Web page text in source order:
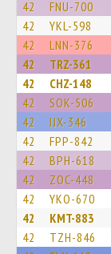
42 FNU-700
42 YKL-598
42 LNN-376
42 TRZ-361
42 CHZ-148
42 SOK-506
42 IJX-346
42 FPP-842
42 BPH-618
42 ZOC-448
42 YKO-670
42 KMT-883
42 TZH-846